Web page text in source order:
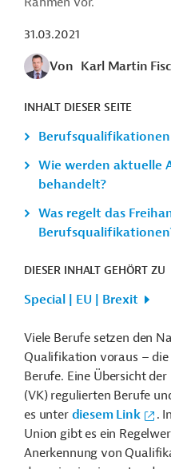
31.03.2021
Von Karl Martin
INHALT DIESER SEITE
Wie werden aktuelle
behandelt?
Was regelt das
DIESER INHALT GEHÖRT ZU
Special | EU | Brexit
Viele Berufe setzen den
Qualifikation voraus –
Berufe. Eine Übersicht
(VK) regulierten Berufe
es unter diesem Link
.
Union gibt es ein
Anerkennung von